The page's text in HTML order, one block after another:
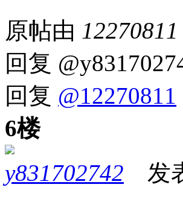
原帖由 12270811
回复
回复 @12270811
6楼
y831702742 发